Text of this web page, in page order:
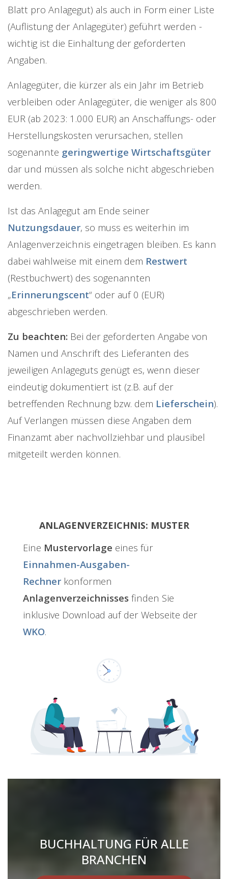
Blatt pro Anlagegut) als auch in Form einer Liste
(Auflistung der Anlagegüter) geführt werden -
wichtig ist die Einhaltung der geforderten
Angaben.
Anlagegüter, die kürzer als ein Jahr im Betrieb
verbleiben oder Anlagegüter, die weniger als 800
EUR (ab 2023: 1.000 EUR) an Anschaffungs- oder
Herstellungskosten verursachen, stellen
sogenannte geringwertige Wirtschaftsgüter
dar und müssen als solche nicht abgeschrieben
werden.
Ist das Anlagegut am Ende seiner
Nutzungsdauer, so muss es weiterhin im
Anlagenverzeichnis eingetragen bleiben. Es kann
dabei wahlweise mit einem dem Restwert
(Restbuchwert) des sogenannten
„Erinnerungscent“ oder auf 0 (EUR)
abgeschrieben werden.
Zu beachten: Bei der geforderten Angabe von
Namen und Anschrift des Lieferanten des
jeweiligen Anlageguts genügt es, wenn dieser
eindeutig dokumentiert ist (z.B. auf der
betreffenden Rechnung bzw. dem Lieferschein).
Auf Verlangen müssen diese Angaben dem
Finanzamt aber nachvollziehbar und plausibel
mitgeteilt werden können.
ANLAGENVERZEICHNIS: MUSTER
Eine Mustervorlage eines für
Einnahmen-Ausgaben-
Rechner konformen
Anlagenverzeichnisses finden Sie
inklusive Download auf der Webseite der
WKO.
BUCHHALTUNG FÜR ALLE
BRANCHEN